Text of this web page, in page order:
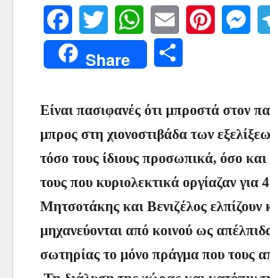
F
a
c
e
b
o
o
k
T
w
itt
er
W
h
at
s
A
p
p
E
m
ai
l
Pi
e
st
s
e
n
g
Share
ρ
α
σ
τε
ίτ
ε
Είναι πασιφανές ότι μπροστά στον
μπρος στη χιονοστιβάδα των
τόσο τους ίδιους προσωπικά, όσο
τους που κυριολεκτικά οργίαζαν για
Μητσοτάκης και Βενιζέλος ελπίζουν
μηχανεύονται από κοινού ως
σωτηρίας το μόνο πράγμα που τους